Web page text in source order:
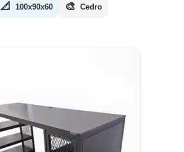
📐 100x90x60 🎨 Cedro